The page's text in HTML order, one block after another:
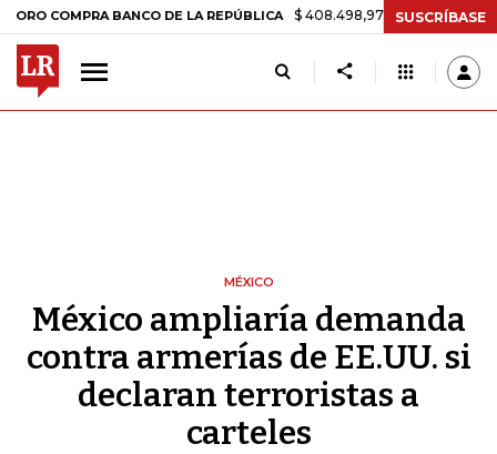
BANCO DE LA REPÚBLICA $ 408.498,97 +$ 8.753,81 +2,19%
SUSCRÍBASE
MÉXICO
México ampliaría demanda
contra armerías de EE.UU. si
declaran terroristas a
carteles